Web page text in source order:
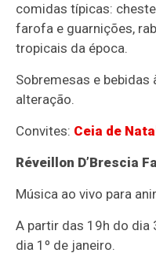
comidas típicas:
farofa e guarnições,
tropicais da época.
Sobremesas e
alteração.
Convites: Ceia de
Réveillon D’Brescia
Música ao vivo para
A partir das 19h do dia
dia 1º de janeiro.